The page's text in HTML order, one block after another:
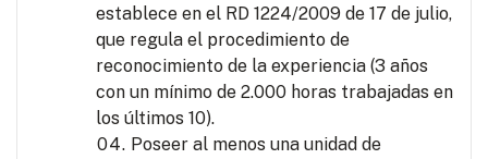
establece en el RD 1224/2009 de 17 de julio,
que regula el procedimiento de
reconocimiento de la experiencia (3 años
con un mínimo de 2.000 horas trabajadas en
los últimos 10).
Poseer al menos una unidad de